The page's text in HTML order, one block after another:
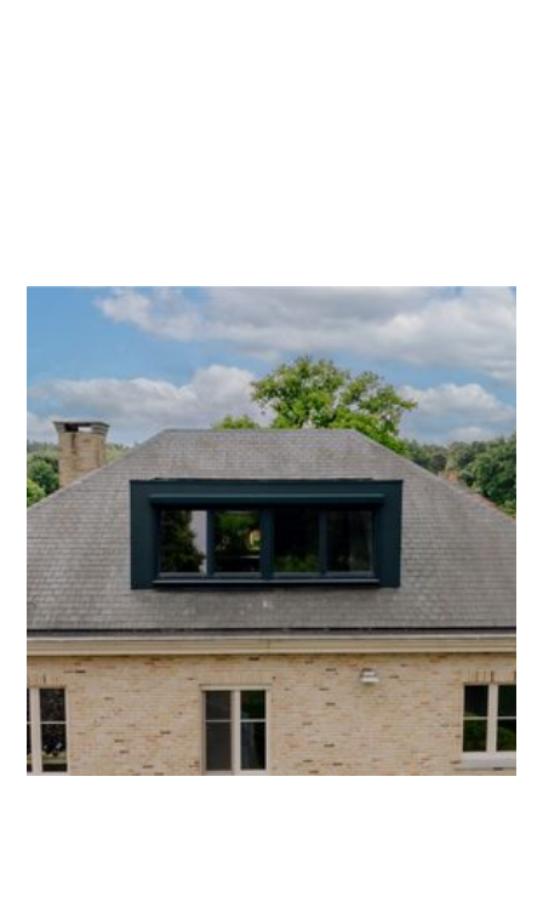
Een dakkapel in één dag: wat wordt er dan juist
geplaatst?
Het klinkt bijna te mooi om waar te zijn: een
nieuwe dakkapel, geplaatst, met ramen en
afgewerkt lan